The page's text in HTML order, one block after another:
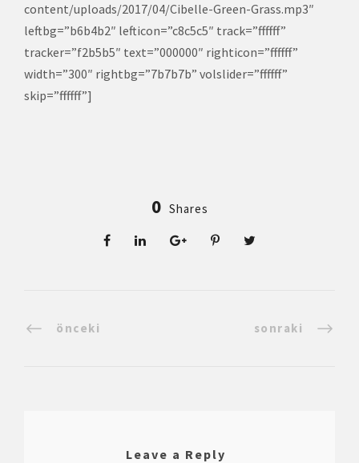
content/uploads/2017/04/Cibelle-Green-Grass.mp3″
leftbg=”b6b4b2″ lefticon=”c8c5c5″ track=”ffffff”
tracker=”f2b5b5″ text=”000000″ righticon=”ffffff”
width=”300″ rightbg=”7b7b7b” volslider=”ffffff”
skip=”ffffff”]
0 Shares
önceki sonraki
Leave a Reply